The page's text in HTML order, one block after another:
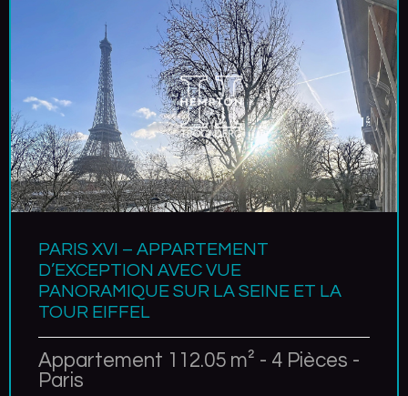
PARIS XVI – APPARTEMENT
D’EXCEPTION AVEC VUE
PANORAMIQUE SUR LA SEINE ET LA
TOUR EIFFEL
Appartement 112.05 m² - 4 Pièces -
Paris